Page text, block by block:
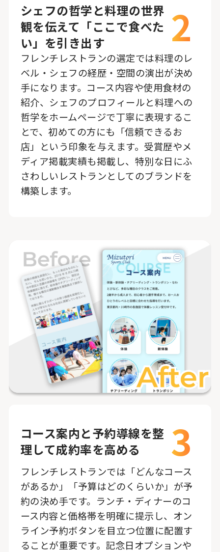
シェフの哲学と料理の世界
観を伝えて「ここで食べた
い」を引き出す
2
フレンチレストランの選定では料理のレ
ベル・シェフの経歴・空間の演出が決め
手になります。コース内容や使用食材の
紹介、シェフのプロフィールと料理への
哲学をホームページで丁寧に表現するこ
とで、初めての方にも「信頼できるお
店」という印象を与えます。受賞歴やメ
ディア掲載実績も掲載し、特別な日にふ
さわしいレストランとしてのブランドを
構築します。
コース案内と予約導線を整
理して成約率を高める
3
フレンチレストランでは「どんなコース
があるか」「予算はどのくらいか」が予
約の決め手です。ランチ・ディナーのコ
ース内容と価格帯を明確に提示し、オン
ライン予約ボタンを目立つ位置に配置す
ることが重要です。記念日オプションや